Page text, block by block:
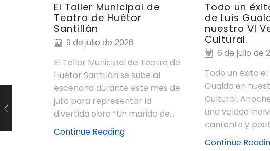
El Taller Municipal de
Teatro de Huétor
Santillán
9 de julio de 2026
El Taller Municipal de Teatro de
Huétor Santillán se sube al
escenario durante este mes de
julio para representar la
divertida obra “Un marido de...
Continue Reading
Todo un
de Luis
nuestro VI
Cultural.
6 de julio de
Todo un éxito
Gualda en
Cultural.
una velada
cantante y
Continue